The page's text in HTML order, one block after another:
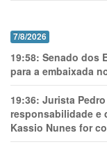
7/8/2026
19:58: Senado dos
para a embaixada
19:36: Jurista
responsabilidade e
Kassio Nunes for